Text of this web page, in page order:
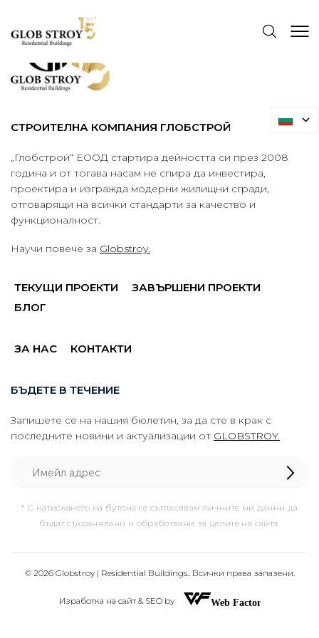
СТРОИТЕЛНА КОМПАНИЯ ГЛОБСТРОЙ
„Глобстрой“ ЕООД стартира дейността си през 2008
година и от тогава насам не спира да инвестира,
проектира и изгражда модерни жилищни сгради,
отговарящи на всички стандарти за качество и
функционалност.
Научи повече за Globstroy.
ТЕКУЩИ ПРОЕКТИ
ЗАВЪРШЕНИ ПРОЕКТИ
БЛОГ
ЗА НАС КОНТАКТИ
БЪДЕТЕ В ТЕЧЕНИЕ
Запишете се на нашия бюлетин, за да сте в крак с
последните новини и актуализации от GLOBSTROY.
* С натискането на бутона се съгласявам личните ми данни да
бъдат съхранявани и обработвани за целите на сайта.
© 2026 Globstroy | Residential Buildings.. Всички права запазени.
Изработка на сайт & SEO by